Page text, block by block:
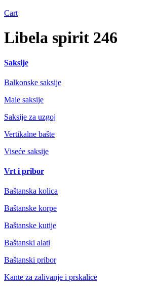
Cart
Libela spirit 246
Saksije
Balkonske saksije
Male saksije
Saksije za uzgoj
Vertikalne bašte
Viseće saksije
Vrt i pribor
Baštanska kolica
Baštanske korpe
Baštanske kutije
Baštanski alati
Baštanski pribor
Kante za zalivanje i prskalice